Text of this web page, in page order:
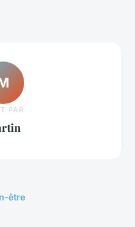
PAR
être